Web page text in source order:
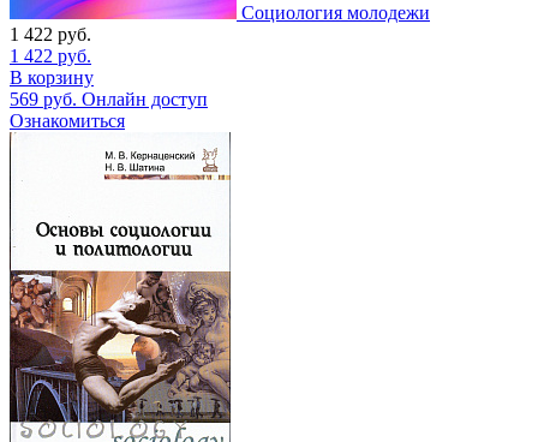
Социология молодежи
1 422 руб.
1 422 руб.
В корзину
569 руб. Онлайн доступ
Ознакомиться